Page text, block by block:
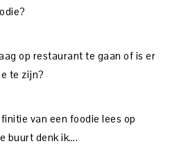
op restaurant te gaan of is er
te zijn?
van een foodie lees op
buurt denk ik….